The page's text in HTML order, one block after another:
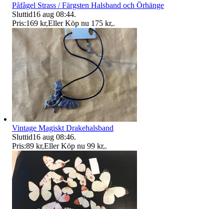
Påfågel Strass / Färgsten Halsband och Örhänge
Sluttid16 aug 08:44.
Pris:169 kr,Eller Köp nu 175 kr,.
Vintage Magiskt Drakehalsband
Sluttid16 aug 08:46.
Pris:89 kr,Eller Köp nu 99 kr,.